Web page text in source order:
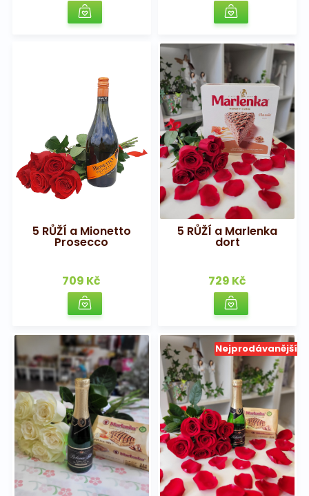
5 RŮŽÍ a Mionetto
Prosecco
709 Kč
5 RŮŽÍ a Marlenka
dort
729 Kč
Nejprodávanější